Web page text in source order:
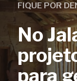
FIQUE POR
No
para